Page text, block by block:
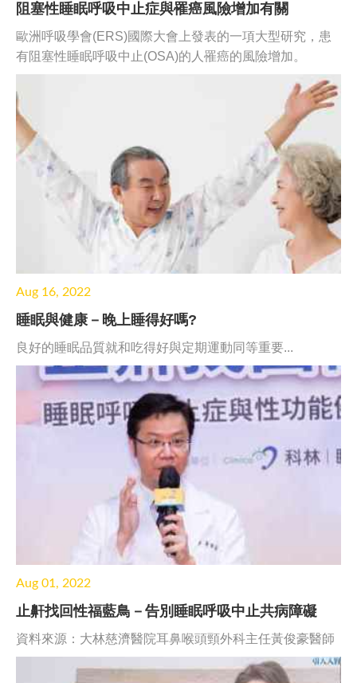
阻塞性睡眠呼吸中止症與罹癌風險增加有關
歐洲呼吸學會(ERS)國際大會上發表的一項大型研究，患
有阻塞性睡眠呼吸中止(OSA)的人罹癌的風險增加。
Aug 16, 2022
睡眠與健康－晚上睡得好嗎?
良好的睡眠品質就和吃得好與定期運動同等重要...
Aug 01, 2022
止鼾找回性福藍鳥－告別睡眠呼吸中止共病障礙
資料來源：大林慈濟醫院耳鼻喉頭頸外科主任黃俊豪醫師